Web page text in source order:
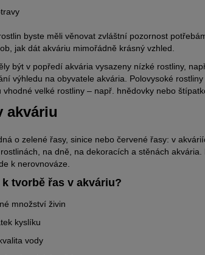
byste měli věnovat zvláštní pozornost
jak dát akváriu mimořádně krásný vzhled.
být v popředí akvária vysazeny nízké rostliny,
výhledu na obyvatele akvária. Polovysoké
vhodné velké rostliny – např. hnědovky nebo
akváriu
o zelené řasy, sinice nebo červené řasy: v
na dně, na dekoracích a stěnách
k nerovnováze.
k tvorbě řas v akváriu?
množství živin
kyslíku
vody